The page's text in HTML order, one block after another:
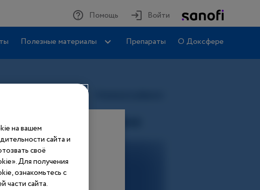
Помощь Войти
Полезные материалы Препараты О Доксфере
на вашем
сайта и
своё
Для получения
ознакомьтесь с
части сайта.